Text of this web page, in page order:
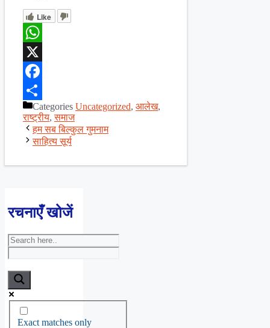
Like
WhatsApp
X
Facebook
ShareCategories Uncategorized, आलेख,
राष्ट्रीय,समाज
हम सब बिल्कुल गुमनाम
साहित्य सूर्य
रचनाएँ खोजें
Exact matches only